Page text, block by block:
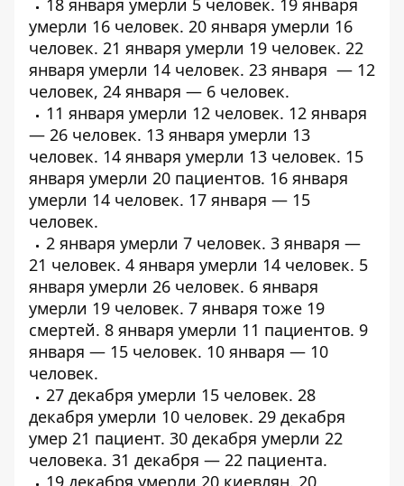
18 января умерли 5 человек. 19 января
умерли 16 человек. 20 января умерли 16
человек. 21 января умерли 19 человек. 22
января умерли 14 человек. 23 января — 12
человек, 24 января — 6 человек.
11 января умерли 12 человек. 12 января
— 26 человек. 13 января умерли 13
человек. 14 января умерли 13 человек. 15
января умерли 20 пациентов. 16 января
умерли 14 человек. 17 января — 15
человек.
2 января умерли 7 человек. 3 января —
21 человек. 4 января умерли 14 человек. 5
января умерли 26 человек. 6 января
умерли 19 человек. 7 января тоже 19
смертей. 8 января умерли 11 пациентов. 9
января — 15 человек. 10 января — 10
человек.
27 декабря умерли 15 человек. 28
декабря умерли 10 человек. 29 декабря
умер 21 пациент. 30 декабря умерли 22
человека. 31 декабря — 22 пациента.
19 декабря умерли 20 киевлян. 20